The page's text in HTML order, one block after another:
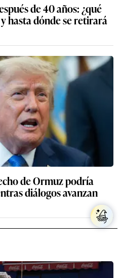
de 40 años: ¿qué
hasta dónde se retirará
de Ormuz podría
diálogos avanzan